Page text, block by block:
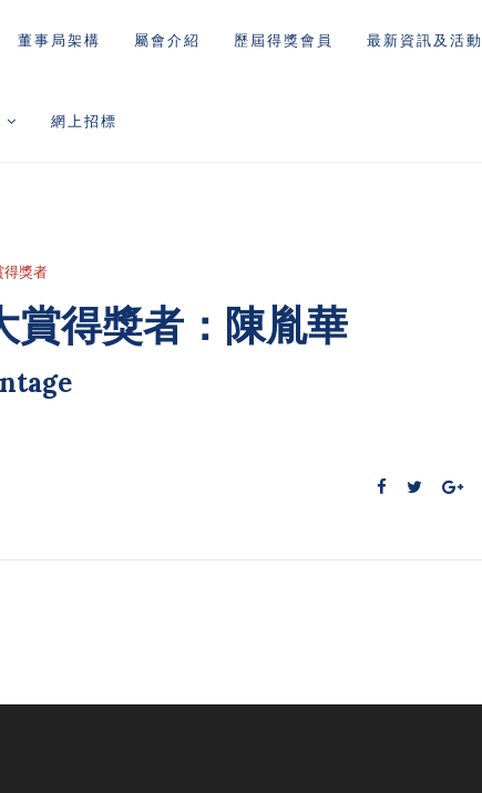
董事局架構 屬會介紹 歷屆得獎會員 最新資訊及活動
網上招標
得獎者
賞得獎者：陳胤華